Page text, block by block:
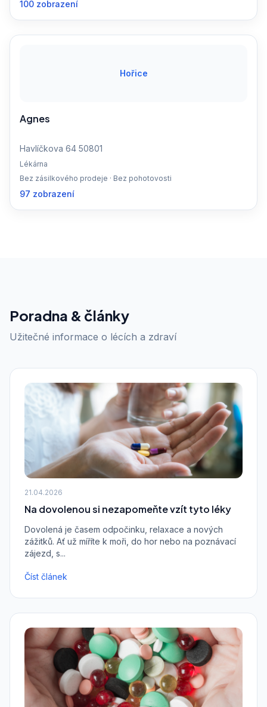
100 zobrazení
Hořice
Agnes
Havlíčkova 64 50801
Lékárna
Bez zásilkového prodeje · Bez pohotovosti
97 zobrazení
Poradna & články
Užitečné informace o lécích a zdraví
21.04.2026
Na dovolenou si nezapomeňte vzít tyto léky
Dovolená je časem odpočinku, relaxace a nových
zážitků. Ať už míříte k moři, do hor nebo na poznávací
zájezd, s...
Číst článek